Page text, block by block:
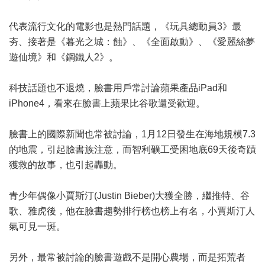
代表流行文化的電影也是熱門話題，《玩具總動員3》最
夯、接著是《暮光之城：蝕》、《全面啟動》、《愛麗絲夢
遊仙境》和《鋼鐵人2》。
科技話題也不退燒，臉書用戶常討論蘋果產品iPad和
iPhone4，看來在臉書上蘋果比谷歌還受歡迎。
臉書上的國際新聞也常被討論，1月12日發生在海地規模7.3
的地震，引起臉書族注意，而智利礦工受困地底69天後奇蹟
獲救的故事，也引起轟動。
青少年偶像小賈斯汀(Justin Bieber)大獲全勝，繼推特、谷
歌、雅虎後，他在臉書趨勢排行榜也榜上有名，小賈斯汀人
氣可見一斑。
另外，最常被討論的臉書遊戲不是開心農場，而是拓荒者